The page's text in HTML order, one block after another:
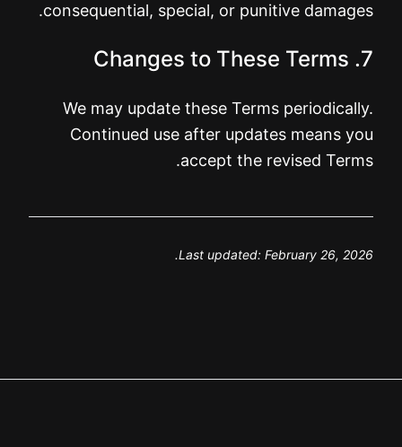
consequential, special, or punitive damages.
7. Changes to These Terms
We may update these Terms periodically.
Continued use after updates means you
accept the revised Terms.
Last updated: February 26, 2026.